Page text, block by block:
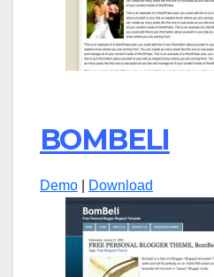
BOMBELI
Demo Download